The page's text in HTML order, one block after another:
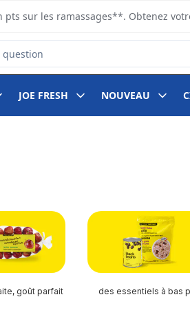
sur les ramassages**. Obtenez
JOE FRESH NOUVEAU
goût parfait des essentiels à bas